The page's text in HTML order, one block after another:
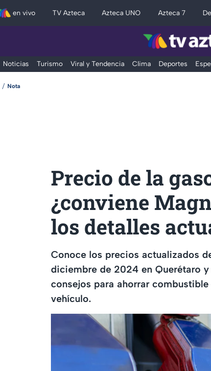
en vivo TV Azteca Azteca UNO Azteca 7
Noticias Turismo Viral y Tendencia Clima Deportes
Nota
Precio de la
¿conviene
los detalles
Conoce los precios actualizados
diciembre de 2024 en Querétaro
consejos para ahorrar
vehículo.